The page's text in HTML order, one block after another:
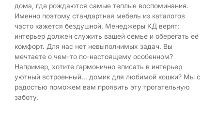
дома, где рождаются самые теплые воспоминания.
Именно поэтому стандартная мебель из каталогов
часто кажется бездушной. Менеджеры КД верят:
интерьер должен служить вашей семье и оберегать её
комфорт. Для нас нет невыполнимых задач. Вы
мечтаете о чем-то по-настоящему особенном?
Например, хотите гармонично вписать в интерьер
уютный встроенный... домик для любимой кошки? Мы с
радостью поможем вам проявить эту трогательную
заботу.